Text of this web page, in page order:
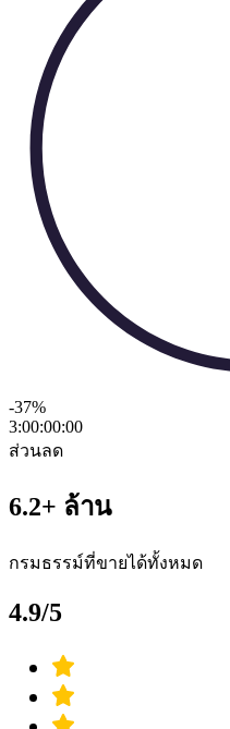
-37%
3:00:00:00
ส่วนลด
6.2+ ล้าน
กรมธรรม์ที่ขายได้ทั้งหมด
4.9/5